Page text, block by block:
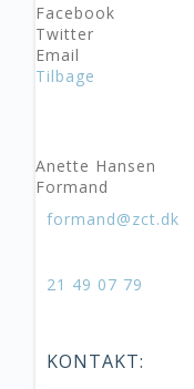
Facebook
Twitter
Email
Tilbage
Anette Hansen
Formand
formand@zct.dk
21 49 07 79
KONTAKT: